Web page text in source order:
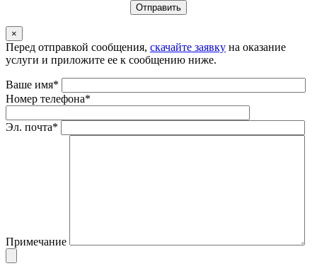
×
Перед отправкой сообщения, скачайте заявку на оказание
услуги и приложите ее к сообщению ниже.
Ваше имя*
Номер телефона*
Эл. почта*
Примечание